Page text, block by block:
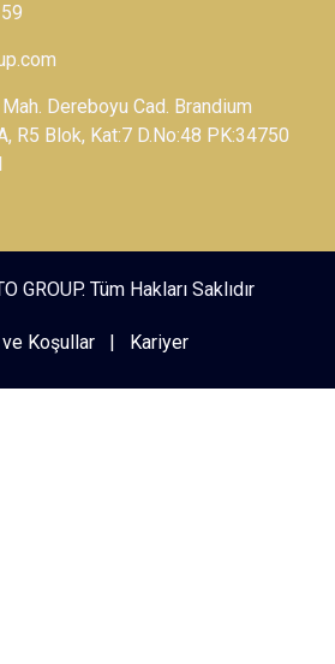
Dereboyu Cad. Brandium
R5 Blok, Kat:7 D.No:48 PK:34750
GROUP. Tüm Hakları Saklıdır
Koşullar Kariyer